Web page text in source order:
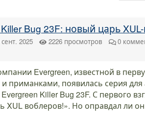
Bug 23F: новый царь
2025 2226 просмотров 0
Evergreen, известной в
приманками, появилась серия
Killer Bug 23F. С первого
XUL воблеров!». Но оправдал ли